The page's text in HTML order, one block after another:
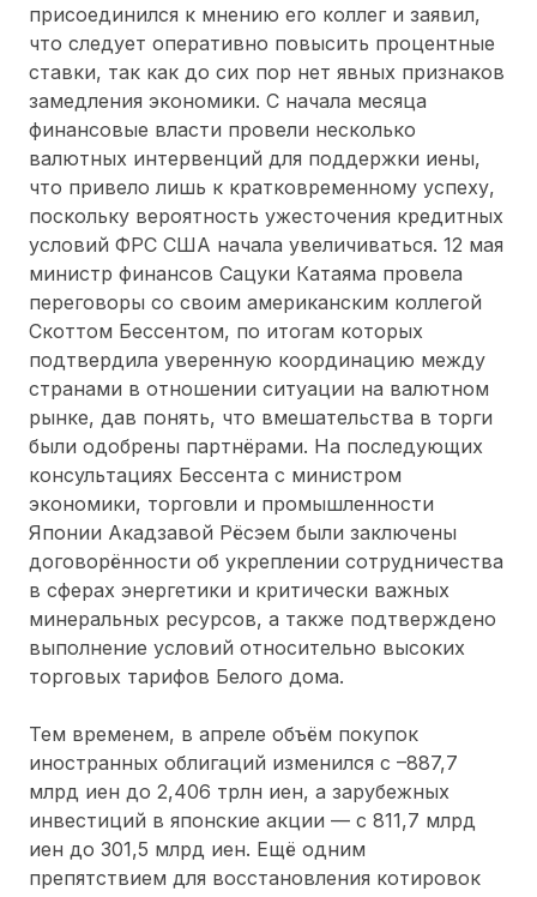
присоединился к мнению его коллег и заявил,
что следует оперативно повысить процентные
ставки, так как до сих пор нет явных признаков
замедления экономики. С начала месяца
финансовые власти провели несколько
валютных интервенций для поддержки иены,
что привело лишь к кратковременному успеху,
поскольку вероятность ужесточения кредитных
условий ФРС США начала увеличиваться. 12 мая
министр финансов Сацуки Катаяма провела
переговоры со своим американским коллегой
Скоттом Бессентом, по итогам которых
подтвердила уверенную координацию между
странами в отношении ситуации на валютном
рынке, дав понять, что вмешательства в торги
были одобрены партнёрами. На последующих
консультациях Бессента с министром
экономики, торговли и промышленности
Японии Акадзавой Рёсэем были заключены
договорённости об укреплении сотрудничества
в сферах энергетики и критически важных
минеральных ресурсов, а также подтверждено
выполнение условий относительно высоких
торговых тарифов Белого дома.
Тем временем, в апреле объём покупок
иностранных облигаций изменился с –887,7
млрд иен до 2,406 трлн иен, а зарубежных
инвестиций в японские акции — с 811,7 млрд
иен до 301,5 млрд иен. Ещё одним
препятствием для восстановления котировок